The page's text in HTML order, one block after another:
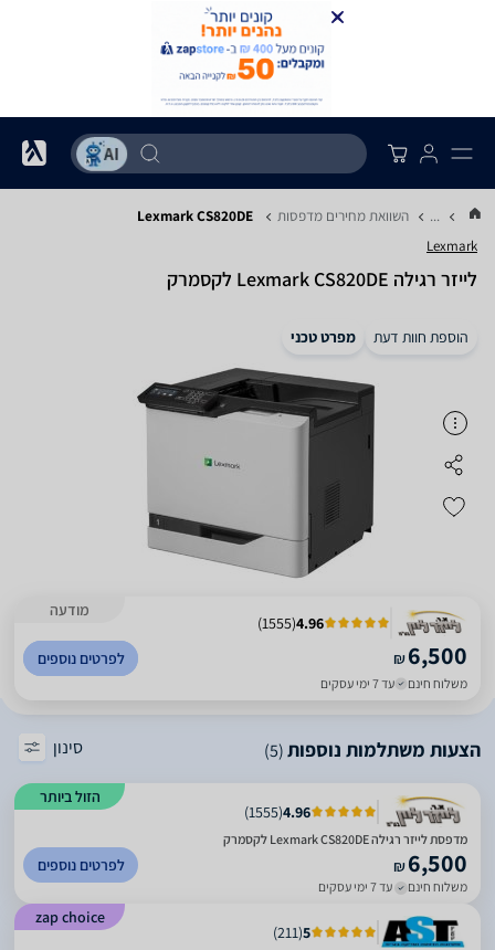
... השוואת מחירים מדפסות Lexmark CS820DE
Lexmark
‏לייזר ‏רגילה Lexmark CS820DE לקסמרק
הוספת חוות דעת מפרט טכני
מודעה
4.96
(
1555
)
₪6,500
משלוח חינם עד 7 ימי עסקים
לפרטים נוספים
הצעות משתלמות נוספות(5) סינון
הזול ביותר
4.96
(
1555
)
מדפסת ‏לייזר ‏רגילה Lexmark CS820DE לקסמרק
₪6,500
משלוח חינם עד 7 ימי עסקים
לפרטים נוספים
zap choice
5
(
211
)